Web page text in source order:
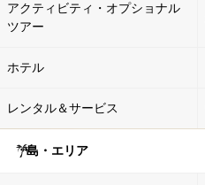
アクティビティ・オプショナル
ツアー
ホテル
レンタル＆サービス
島・エリア